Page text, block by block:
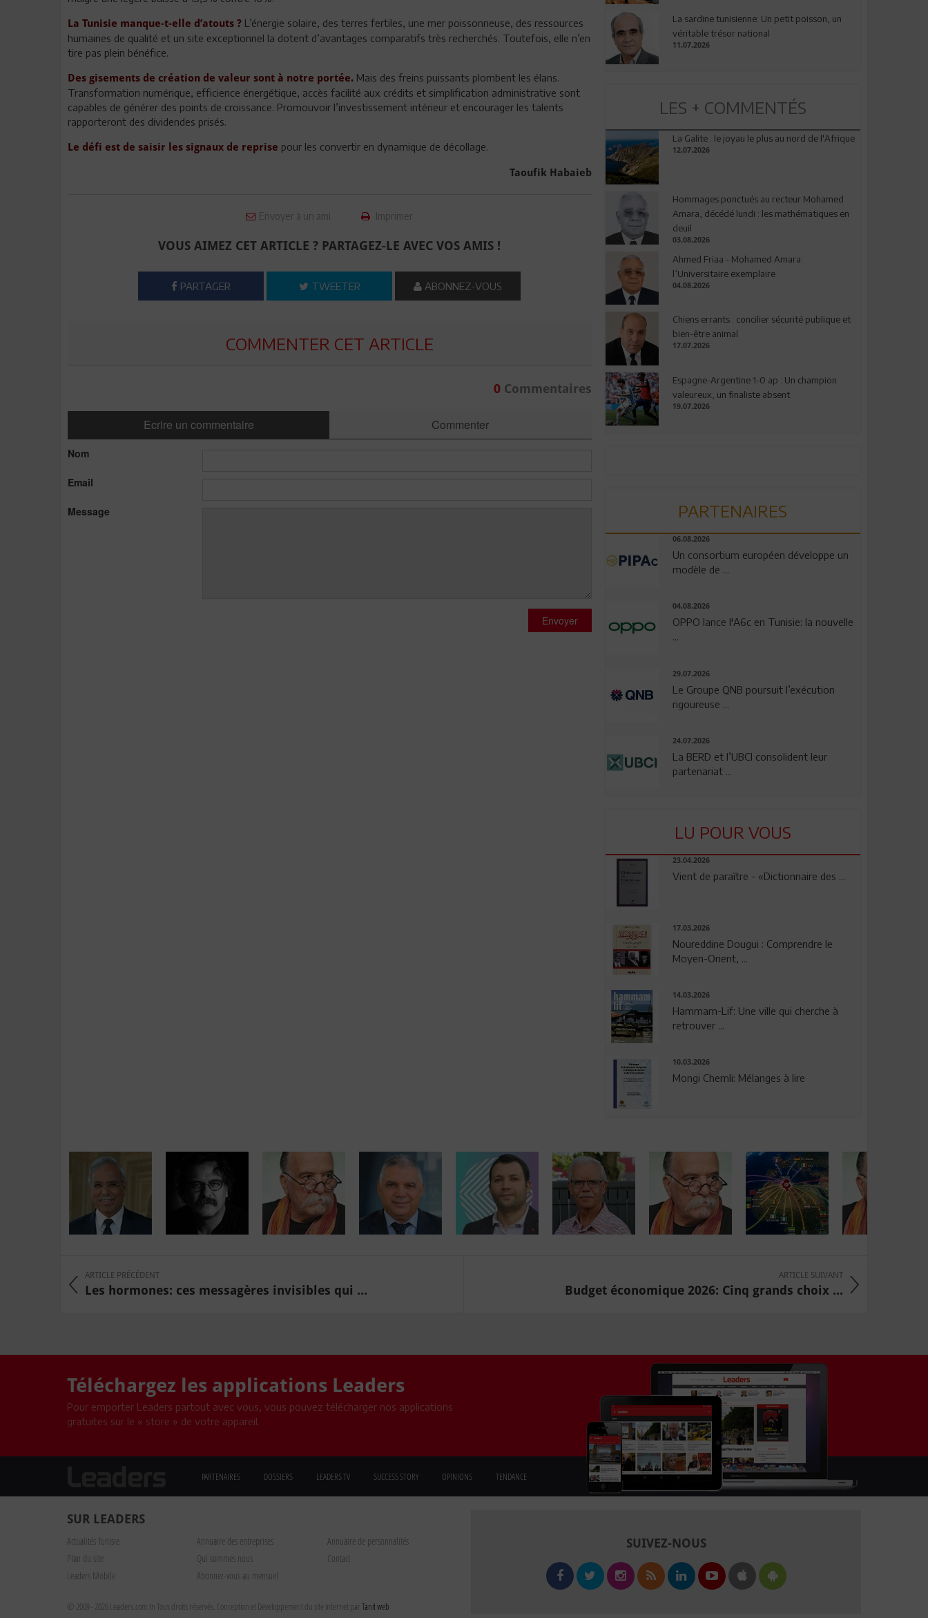
La Tunisie manque-t-elle d’atouts ? L’énergie solaire, des terres fertiles, une mer poissonneuse, des ressources
humaines de qualité et un site exceptionnel la dotent d’avantages comparatifs très recherchés. Toutefois, elle n’en
tire pas plein bénéfice.
Des gisements de création de valeur sont à notre portée. Mais des freins puissants plombent les élans.
Transformation numérique, efficience énergétique, accès facilité aux crédits et simplification administrative sont
capables de générer des points de croissance. Promouvoir l’investissement intérieur et encourager les talents
rapporteront des dividendes prisés.
Le défi est de saisir les signaux de reprise pour les convertir en dynamique de décollage.
Taoufik Habaieb
Envoyer à un ami Imprimer
VOUS AIMEZ CET ARTICLE ? PARTAGEZ-LE AVEC VOS AMIS !
PARTAGER TWEETER ABONNEZ-VOUS
COMMENTER CET ARTICLE
0Commentaires
Ecrire un commentaire Commenter
Nom
Email
Message
Envoyer
La sardine tunisienne: Un petit poisson, un
véritable trésor national
11.07.2026
LES + COMMENTÉS
La Galite : le joyau le plus au nord de l'Afrique
12.07.2026
Hommages ponctués au recteur Mohamed
Amara, décédé lundi : les mathématiques en
deuil
03.08.2026
Ahmed Friaa - Mohamed Amara:
l’Universitaire exemplaire
04.08.2026
Chiens errants : concilier sécurité publique et
bien-être animal
17.07.2026
Espagne-Argentine 1-0 ap : Un champion
valeureux, un finaliste absent
19.07.2026
PARTENAIRES
06.08.2026
Un consortium européen développe un
modèle de ...
04.08.2026
OPPO lance l'A6c en Tunisie: la nouvelle
...
29.07.2026
Le Groupe QNB poursuit l’exécution
rigoureuse ...
24.07.2026
La BERD et l’UBCI consolident leur
partenariat ...
LU POUR VOUS
23.04.2026
Vient de paraître - «Dictionnaire des ...
17.03.2026
Noureddine Dougui : Comprendre le
Moyen-Orient, ...
14.03.2026
Hammam-Lif: Une ville qui cherche à
retrouver ...
10.03.2026
Mongi Chemli: Mélanges à lire
ARTICLE PRÉCÉDENT
Les hormones: ces messagères invisibles qui ...
ARTICLE SUIVANT
Budget économique 2026: Cinq grands choix ...
Téléchargez les applications Leaders
Pour emporter Leaders partout avec vous, vous pouvez télécharger nos applications
gratuites sur le « store » de votre appareil.
PARTENAIRES DOSSIERS LEADERS TV SUCCESS STORY OPINIONS TENDANCE
SUR LEADERS
Actualités Tunisie Annuaire des entreprises
Annuaire de personnalités
Plan du site
Qui sommes nous
Contact
Leaders Mobile
Abonnez-vous au mensuel
© 2009 - 2026 Leaders.com.tn Tous droits réservés. Conception et Développement du site internet parTanit web
SUIVEZ-NOUS